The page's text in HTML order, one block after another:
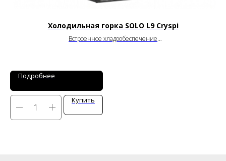
Холодильная горка SOLO L9 Cryspi
Встроенное хладообеспечение
Высота: 2090 мм
Подробнее
Купить